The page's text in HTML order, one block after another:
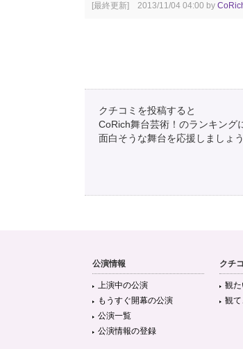
[最終更新] 2013/11/04 04:00 by
クチコミを投稿すると
CoRich舞台芸術！のランキング
面白そうな舞台を応援しましょう
公演情報
上演中の公演
もうすぐ開幕の公演
公演一覧
公演情報の登録
クチ
観た
観て